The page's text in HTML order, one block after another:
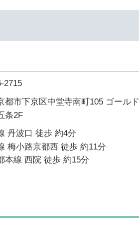
2715
都市下京区中堂寺南町105 ゴールド
条2F
丹波口 徒歩 約4分
梅小路京都西 徒歩 約11分
本線 西院 徒歩 約15分